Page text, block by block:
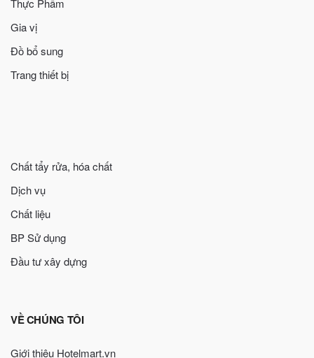
Gia vị
Đồ bổ sung
Trang thiết bị
Chất tẩy rửa, hóa chất
Dịch vụ
Chất liệu
BP Sử dụng
Đầu tư xây dựng
VỀ CHÚNG TÔI
Giới thiệu Hotelmart.vn